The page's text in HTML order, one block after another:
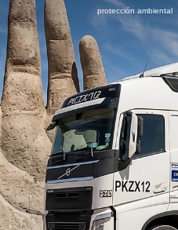
protección ambiental